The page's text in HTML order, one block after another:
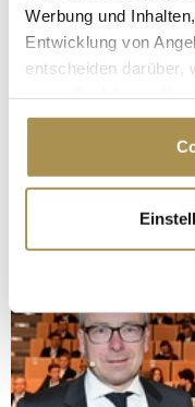
Werbung und
Entwicklung von
entscheiden darüber,
Cookie-Erklärung
Trigger Symbol
Informationen
erfassen, welche
bestimmten
Erfahren Sie mehr
verarbeitet werden,